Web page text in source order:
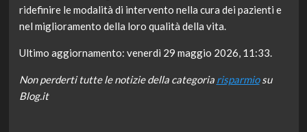
ridefinire le modalità di intervento nella cura dei pazienti e
nel miglioramento della loro qualità della vita.
Ultimo aggiornamento: venerdì 29 maggio 2026, 11:33.
Non perderti tutte le notizie della categoria risparmiosu
Blog.it